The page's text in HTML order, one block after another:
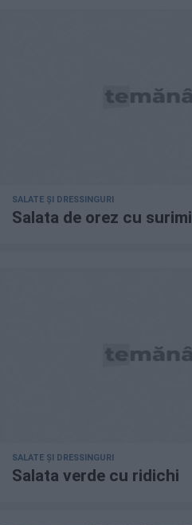
SALATE ȘI DRESSINGURI
Salata de orez cu surimi
SALATE ȘI DRESSINGURI
Salata verde cu ridichi